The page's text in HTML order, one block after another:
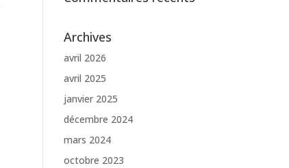
Archives
avril 2026
avril 2025
janvier 2025
décembre 2024
mars 2024
octobre 2023